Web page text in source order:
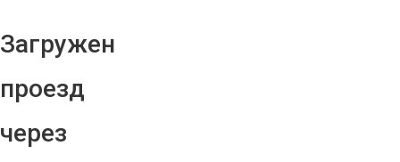
Загружен
проезд
через